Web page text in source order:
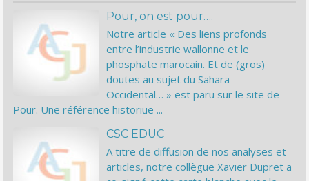
Pour, on est pour….
Notre article « Des liens profonds
entre l’industrie wallonne et le
phosphate marocain. Et de (gros)
doutes au sujet du Sahara
Occidental… » est paru sur le site de
Pour. Une référence historiue ...
CSC EDUC
A titre de diffusion de nos analyses et
articles, notre collègue Xavier Dupret a